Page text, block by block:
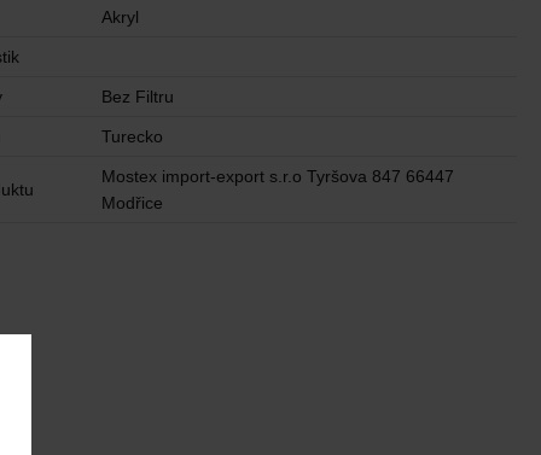
Akryl
Bez Filtru
Turecko
Mostex import-export s.r.o Tyršova 847 66447
Modřice